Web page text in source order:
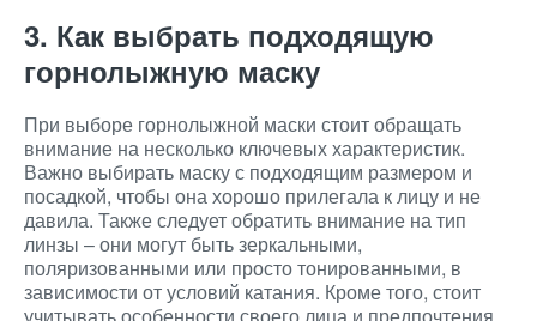
3. Как выбрать подходящую
горнолыжную маску
При выборе горнолыжной маски стоит обращать
внимание на несколько ключевых характеристик.
Важно выбирать маску с подходящим размером и
посадкой, чтобы она хорошо прилегала к лицу и не
давила. Также следует обратить внимание на тип
линзы – они могут быть зеркальными,
поляризованными или просто тонированными, в
зависимости от условий катания. Кроме того, стоит